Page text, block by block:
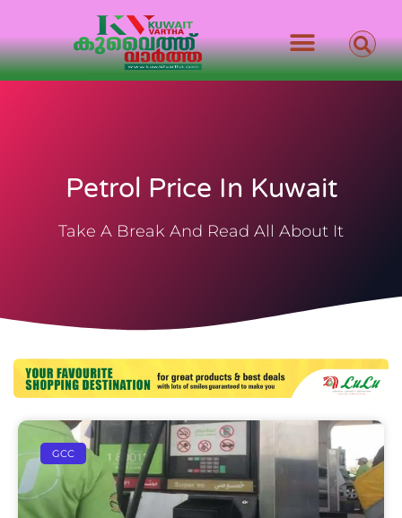
Petrol Price In Kuwait
Take A Break And Read All About It
GCC